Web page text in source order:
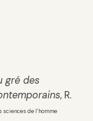
gré des
, R.
de l’homme